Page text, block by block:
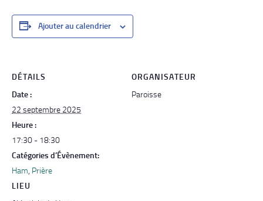
Ajouter au calendrier
DÉTAILS
Date :
22 septembre 2025
Heure :
17:30 - 18:30
Catégories d’Évènement:
Ham, Prière
LIEU
ORGANISATEUR
Paroisse